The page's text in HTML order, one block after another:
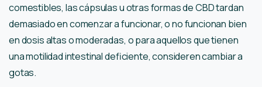
comestibles, las cápsulas u otras formas de CBD tardan
demasiado en comenzar a funcionar, o no funcionan bien
en dosis altas o moderadas, o para aquellos que tienen
una motilidad intestinal deficiente, consideren cambiar a
gotas.